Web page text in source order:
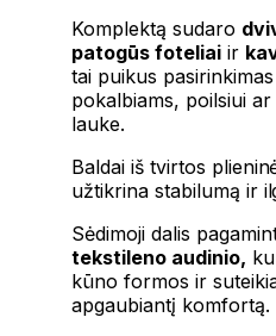
Komplektą sudaro
patogūs foteliaiir
tai puikus
pokalbiams, poilsiui
lauke.
Baldai iš tvirtos
užtikrina stabilumą ir
Sėdimoji dalis
tekstileno audinio,
kūno formos ir
apgaubiantį komfortą.